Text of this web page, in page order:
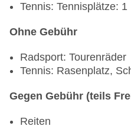
Tennis: Tennisplätze: 1
Ohne Gebühr
Radsport: Tourenräder
Tennis: Rasenplatz,
Gegen Gebühr (teils
Reiten